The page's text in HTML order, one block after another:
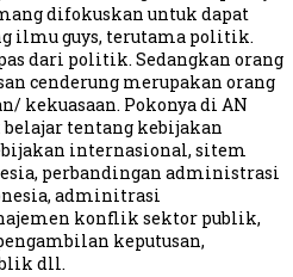
difokuskan untuk dapat
ilmu guys, terutama politik.
dari politik. Sedangkan orang
cenderung merupakan orang
kekuasaan. Pokonya di AN
tentang kebijakan
internasional, sitem
perbandingan administrasi
adminitrasi
konflik sektor publik,
keputusan,
dll.